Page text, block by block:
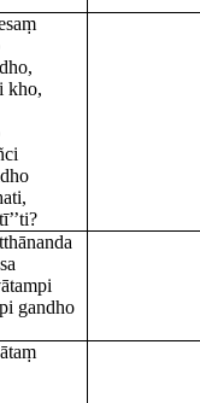
kho,
gandho